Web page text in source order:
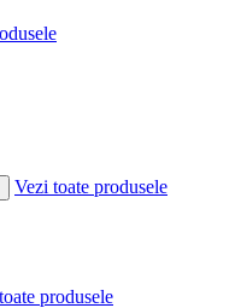
Vezi toate produsele
produsele